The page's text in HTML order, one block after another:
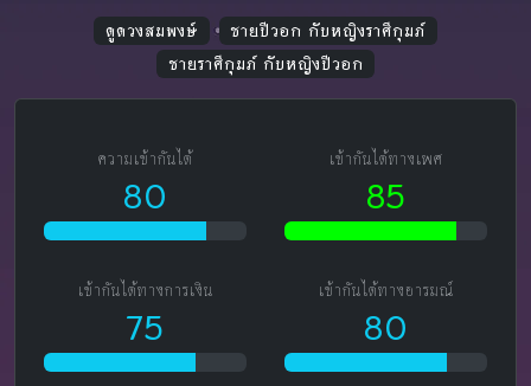
ดูดวงสมพงษ์
ชายปีวอก กับหญิงราศีกุมภ์
ชายราศีกุมภ์ กับหญิงปีวอก
ความเข้ากันได้
80
เข้ากันได้ทางเพศ
85
เข้ากันได้ทางการเงิน
75
เข้ากันได้ทางอารมณ์
80